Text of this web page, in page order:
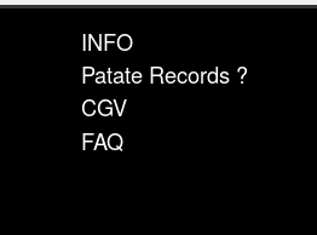
INFO
Patate Records ?
CGV
FAQ